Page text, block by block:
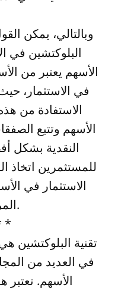
وبالتالي، يمكن
البلوكتشين في
الأسهم يعتبر من
في الاستثمار،
الاستفادة من
الأسهم وتتبع
النقدية بشكل
للمستثمرين اتخاذ
الاستثمار في
المرجوة.
*
تقنية البلوكتشين
في العديد من
الأسهم. تعتبر